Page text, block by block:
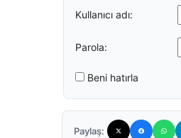
Kullanıcı adı:
Parola:
Beni hatırla
Paylaş: